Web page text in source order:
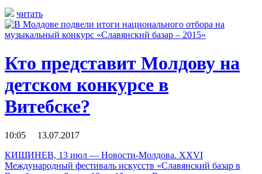
читать
Кто представит Молдову на
детском конкурсе в
Витебске?
10:05 13.07.2017
КИШИНЕВ, 13 июл — Новости-Молдова. XXVI
Международный фестиваль искусств «Славянский базар в